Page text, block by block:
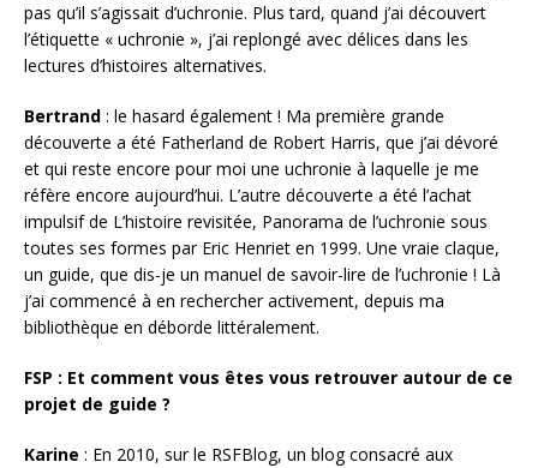
pas qu’il s’agissait d’uchronie. Plus tard, quand j’ai découvert
l’étiquette « uchronie », j’ai replongé avec délices dans les
lectures d’histoires alternatives.
Bertrand : le hasard également ! Ma première grande
découverte a été Fatherland de Robert Harris, que j’ai dévoré
et qui reste encore pour moi une uchronie à laquelle je me
réfère encore aujourd’hui. L’autre découverte a été l’achat
impulsif de L’histoire revisitée, Panorama de l’uchronie sous
toutes ses formes par Eric Henriet en 1999. Une vraie claque,
un guide, que dis-je un manuel de savoir-lire de l’uchronie ! Là
j’ai commencé à en rechercher activement, depuis ma
bibliothèque en déborde littéralement.
FSP : Et comment vous êtes vous retrouver autour de ce
projet de guide ?
Karine : En 2010, sur le RSFBlog, un blog consacré aux